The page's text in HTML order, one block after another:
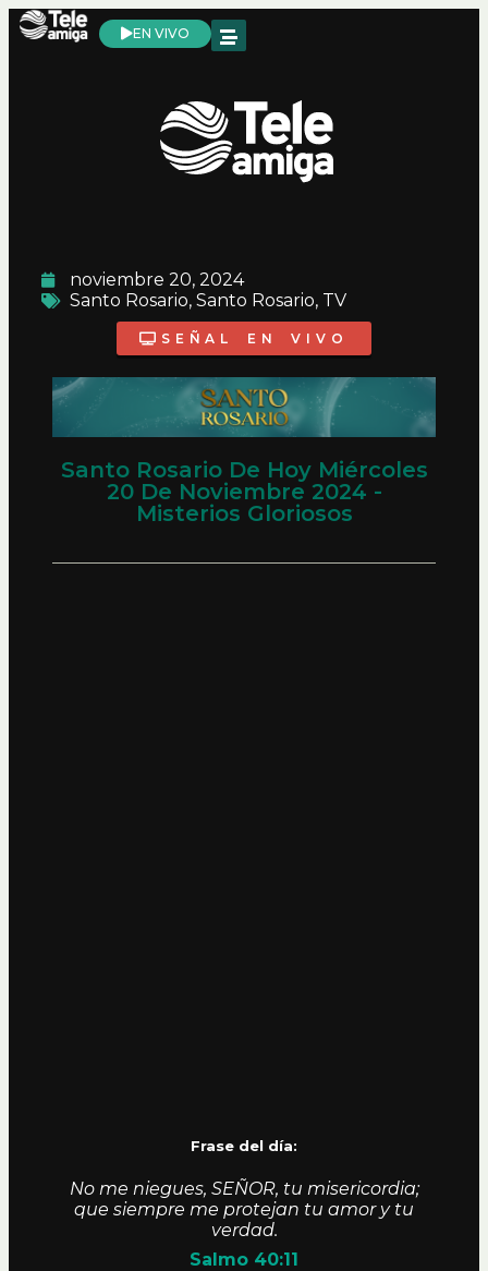
EN VIVO
noviembre 20, 2024
Santo Rosario, Santo Rosario, TV
SEÑAL EN VIVO
Santo Rosario De Hoy Miércoles
20 De Noviembre 2024 -
Misterios Gloriosos
Frase del día:
No me niegues, SEÑOR, tu misericordia;
que siempre me protejan tu amor y tu
verdad.
Salmo 40:11